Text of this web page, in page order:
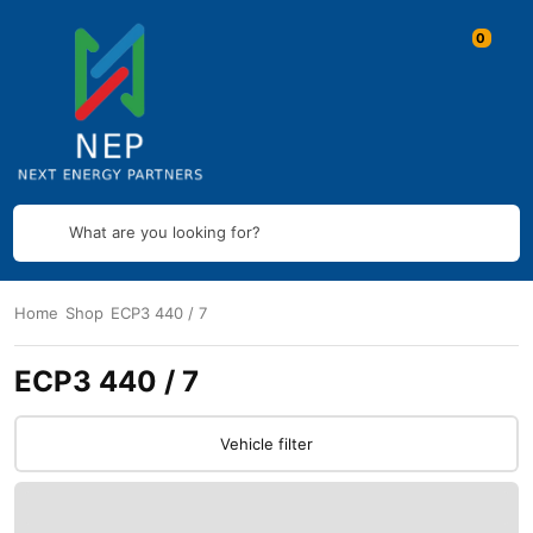
What are you looking for?
Home Shop ECP3 440 / 7
ECP3 440 / 7
Vehicle filter